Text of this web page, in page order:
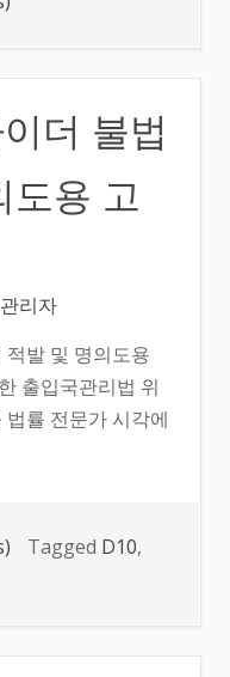
더 불법
용 고
리자
발 및 명의도용
출입국관리법 위
률 전문가 시각에
Tagged D10,